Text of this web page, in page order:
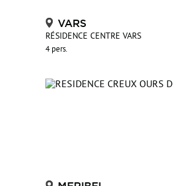
VARS
RÉSIDENCE CENTRE VARS
4 pers.